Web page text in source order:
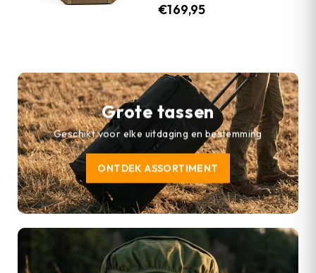
€169,95
Grote tassen
Geschikt voor elke uitdaging en bestemming
ONTDEK ASSORTIMENT